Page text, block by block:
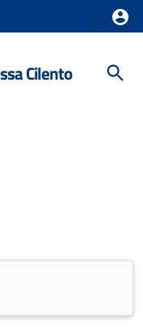
Cilento